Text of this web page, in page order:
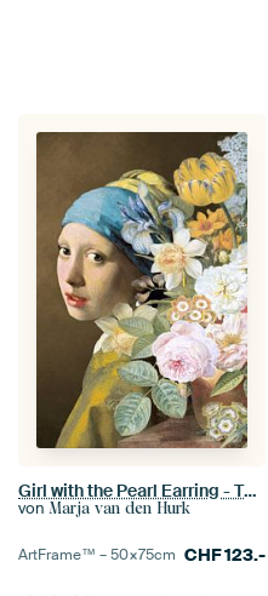
Girl with the Pearl Earring - The Floral Edition I
von Marja van den Hurk
ArtFrame™ –50×75cm CHF123.-